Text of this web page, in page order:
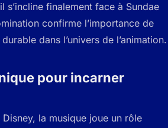
s’incline finalement face à Sundae
confirme l’importance de
dans l’univers de l’animation.
pour incarner
la musique joue un rôle